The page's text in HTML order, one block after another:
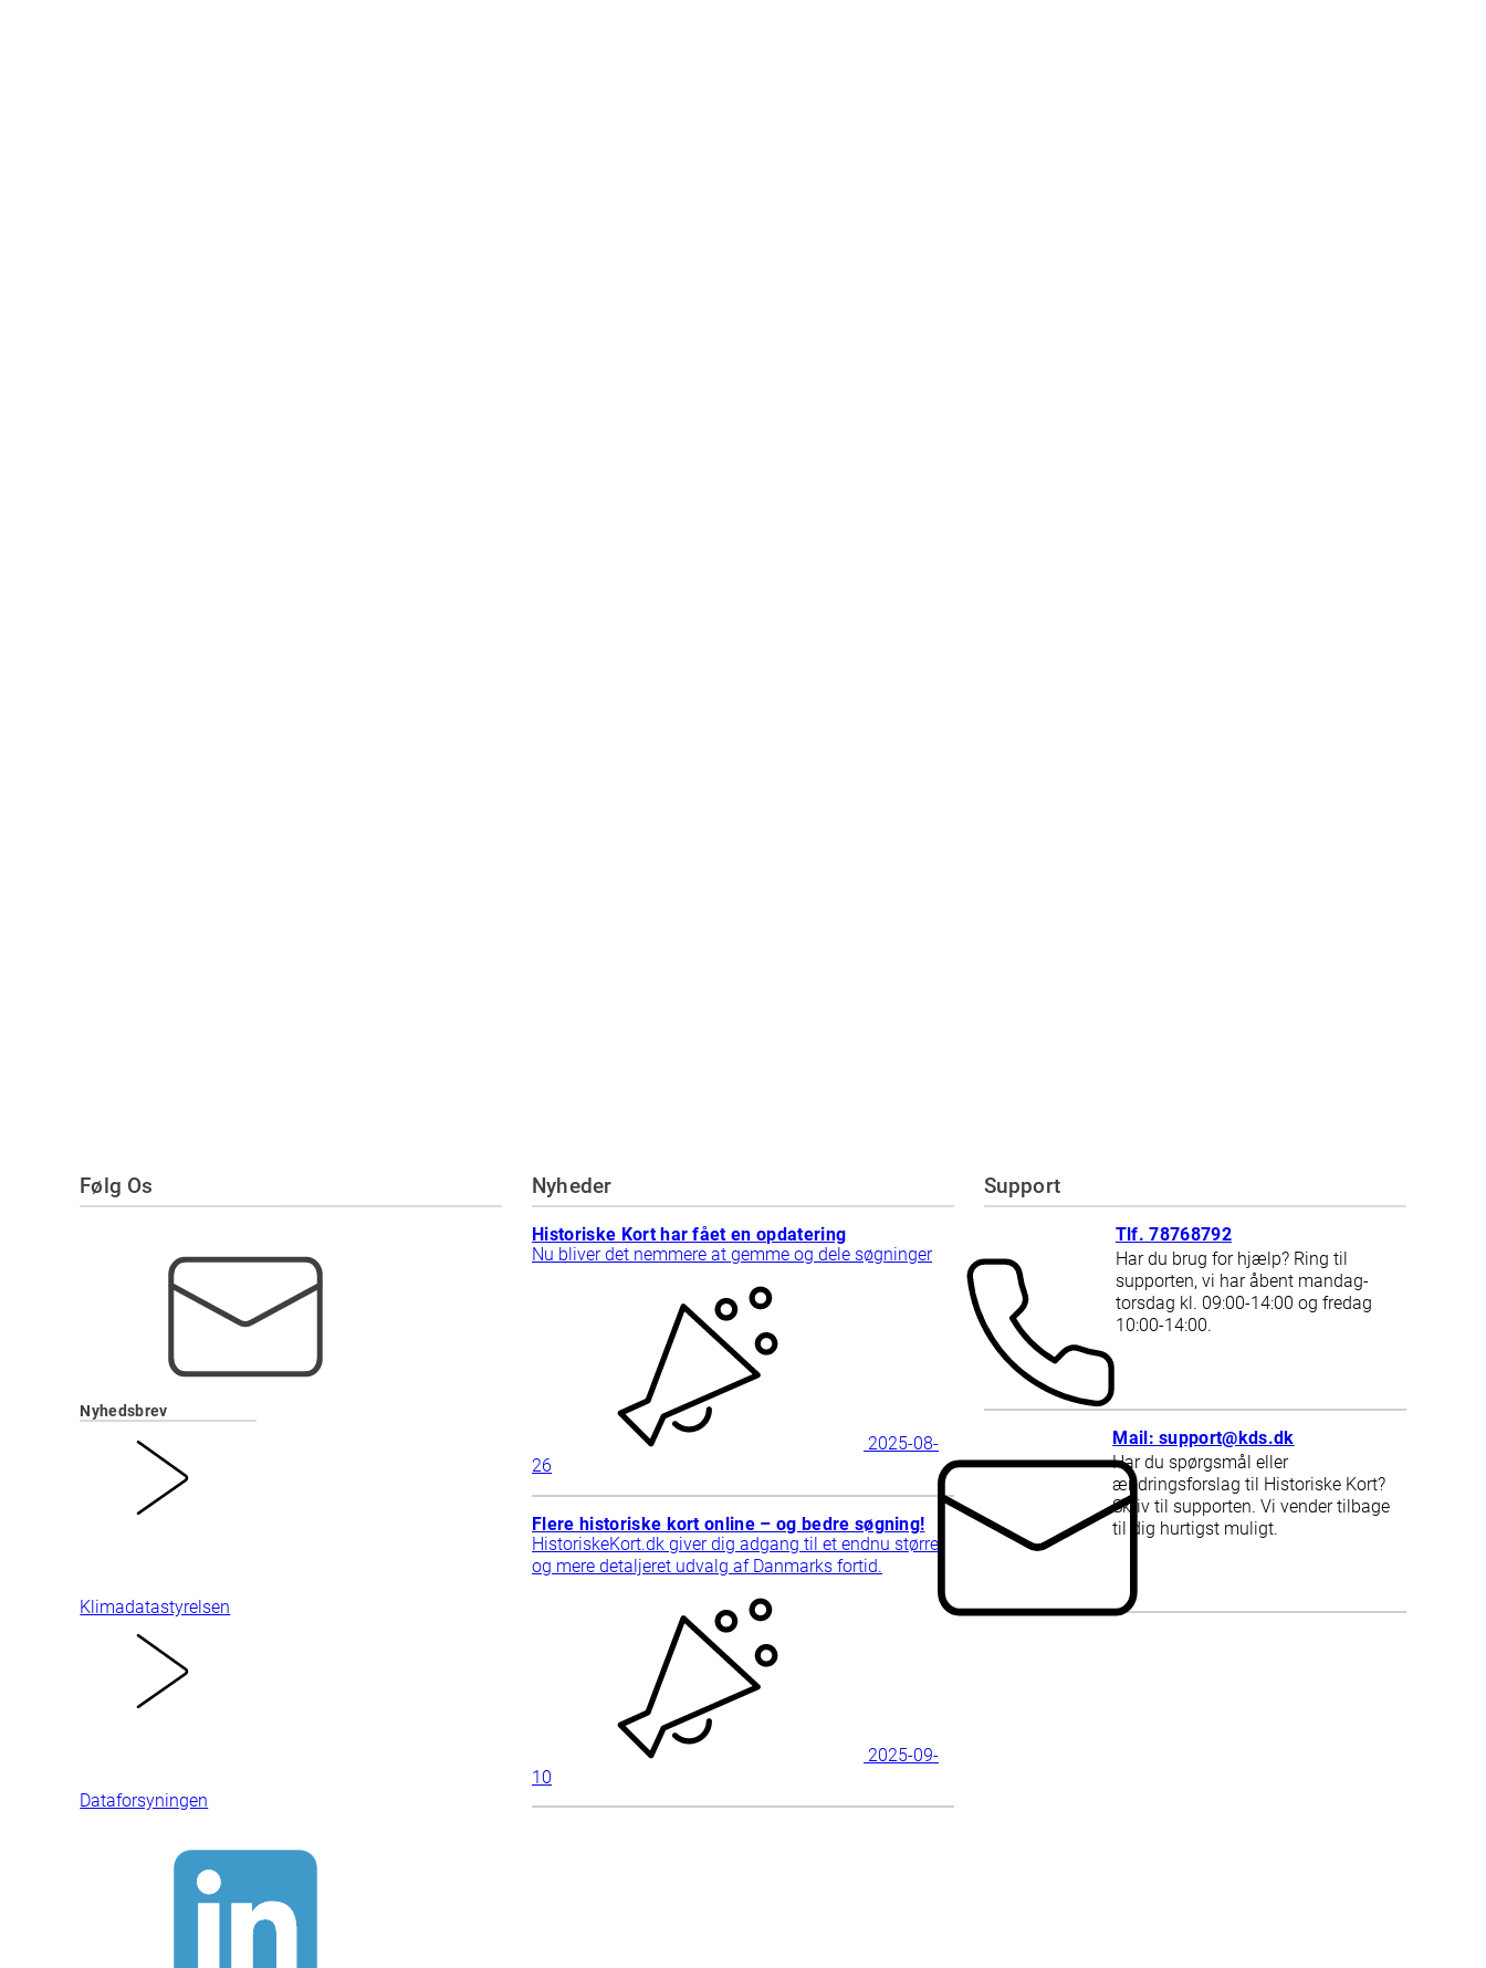
Følg Os
Nyhedsbrev
Klimadatastyrelsen
Dataforsyningen
Nyheder
Historiske Kort har fået en opdatering
Nu bliver det nemmere at gemme og dele søgninger
2025-08-
26
Flere historiske kort online – og bedre søgning!
HistoriskeKort.dk giver dig adgang til et endnu større
og mere detaljeret udvalg af Danmarks fortid.
2025-09-
10
Support
Tlf. 78768792
Har du brug for hjælp? Ring til
supporten, vi har åbent mandag-
torsdag kl. 09:00-14:00 og fredag
10:00-14:00.
Mail: support@kds.dk
Har du spørgsmål eller
ændringsforslag til Historiske Kort?
Skriv til supporten. Vi vender tilbage
til dig hurtigst muligt.